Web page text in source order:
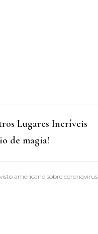
Lugares Incríveis
de magia!
americano sobre coronavírus